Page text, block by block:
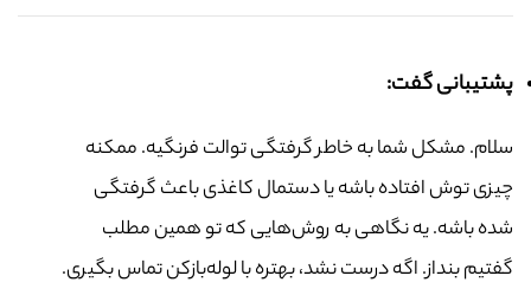
پشتیبانی گفت:
سلام. مشکل شما به خاطر گرفتگی توالت فرنگیه. ممکنه
چیزی توش افتاده باشه یا دستمال کاغذی باعث گرفتگی
شده باشه. یه نگاهی به روش‌هایی که تو همین مطلب
گفتیم بنداز. اگه درست نشد، بهتره با لوله‌بازکن تماس بگیری.